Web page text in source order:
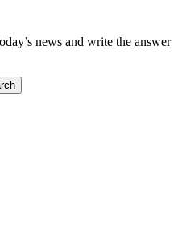
news and write the answer